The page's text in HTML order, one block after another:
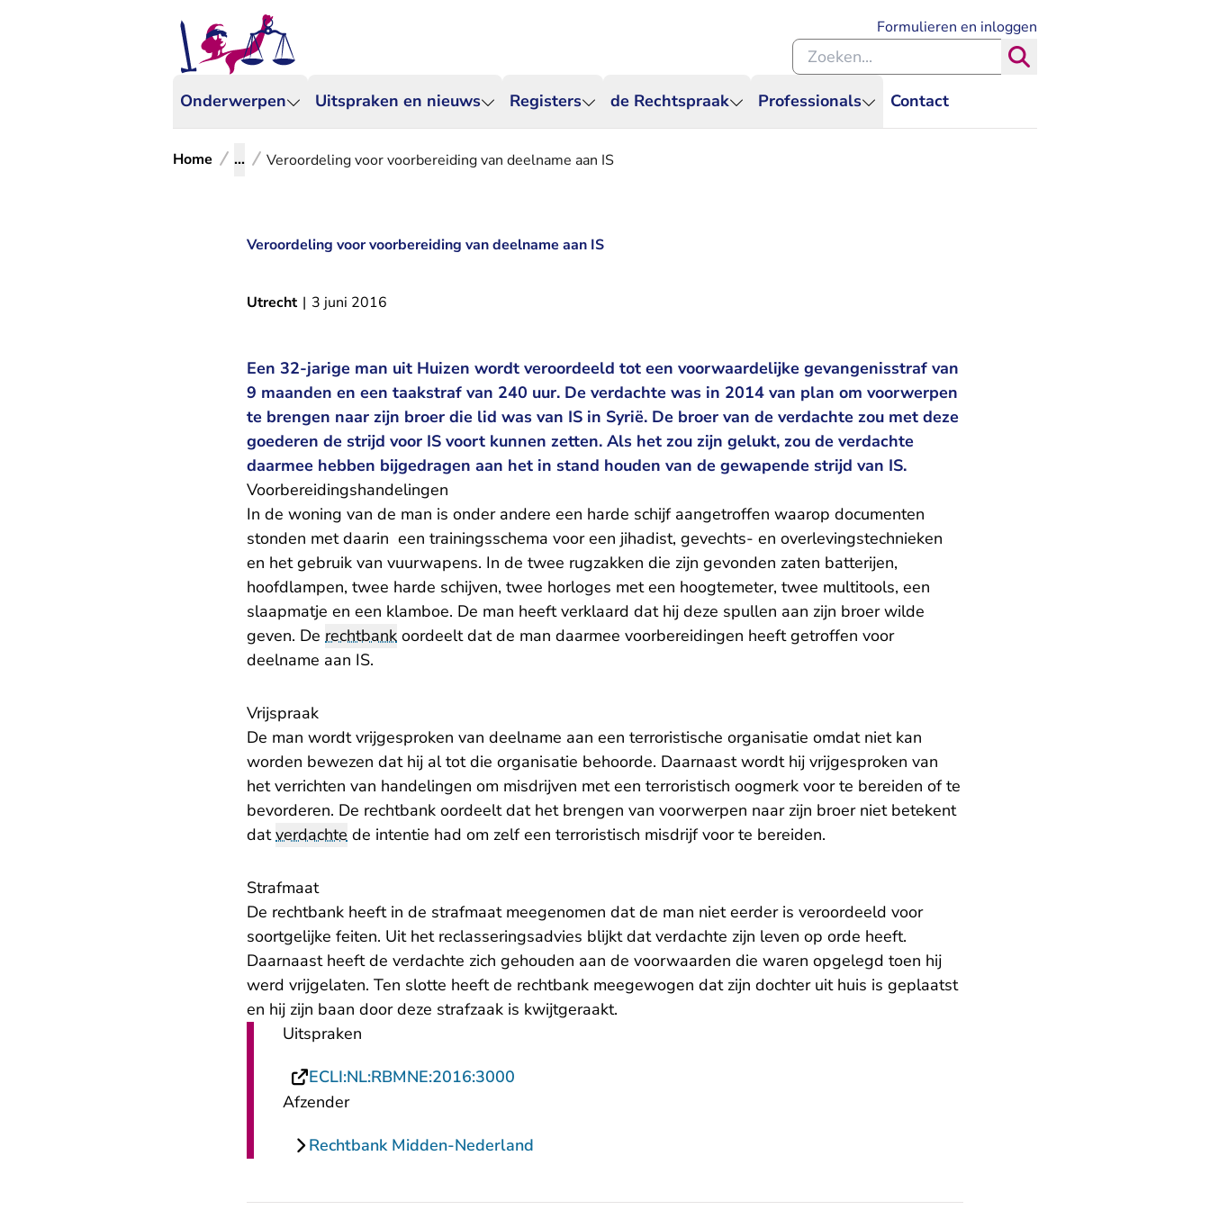
Onderwerpen Uitspraken en nieuws Registers de Rechtspraak Professionals Contact
Formulieren en inloggen
Zoeken binnen de Rechtspraak
Home ... Veroordeling voor voorbereiding van deelname aan IS
Veroordeling voor voorbereiding van deelname aan IS
Utrecht | 3 juni 2016
Een 32-jarige man uit Huizen wordt veroordeeld tot een voorwaardelijke gevangenisstraf van
9 maanden en een taakstraf van 240 uur. De verdachte was in 2014 van plan om voorwerpen
te brengen naar zijn broer die lid was van IS in Syrië. De broer van de verdachte zou met deze
goederen de strijd voor IS voort kunnen zetten. Als het zou zijn gelukt, zou de verdachte
daarmee hebben bijgedragen aan het in stand houden van de gewapende strijd van IS.
Voorbereidingshandelingen
In de woning van de man is onder andere een harde schijf aangetroffen waarop documenten
stonden met daarin een trainingsschema voor een jihadist, gevechts- en overlevingstechnieken
en het gebruik van vuurwapens. In de twee rugzakken die zijn gevonden zaten batterijen,
hoofdlampen, twee harde schijven, twee horloges met een hoogtemeter, twee multitools, een
slaapmatje en een klamboe. De man heeft verklaard dat hij deze spullen aan zijn broer wilde
geven. De rechtbank oordeelt dat de man daarmee voorbereidingen heeft getroffen voor
deelname aan IS.
Vrijspraak
De man wordt vrijgesproken van deelname aan een terroristische organisatie omdat niet kan
worden bewezen dat hij al tot die organisatie behoorde. Daarnaast wordt hij vrijgesproken van
het verrichten van handelingen om misdrijven met een terroristisch oogmerk voor te bereiden of te
bevorderen. De rechtbank oordeelt dat het brengen van voorwerpen naar zijn broer niet betekent
datverdachte de intentie had om zelf een terroristisch misdrijf voor te bereiden.
Strafmaat
De rechtbank heeft in de strafmaat meegenomen dat de man niet eerder is veroordeeld voor
soortgelijke feiten. Uit het reclasseringsadvies blijkt dat verdachte zijn leven op orde heeft.
Daarnaast heeft de verdachte zich gehouden aan de voorwaarden die waren opgelegd toen hij
werd vrijgelaten. Ten slotte heeft de rechtbank meegewogen dat zijn dochter uit huis is geplaatst
en hij zijn baan door deze strafzaak is kwijtgeraakt.
Uitspraken
ECLI:NL:RBMNE:2016:3000
Afzender
Rechtbank Midden-Nederland